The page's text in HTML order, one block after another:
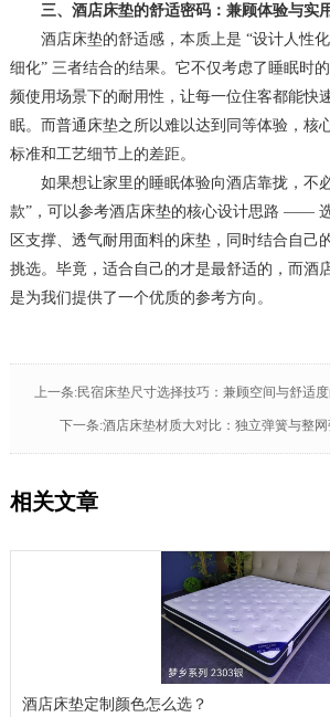
三、酒店床垫的舒适密码：兼顾体验与实
酒店床垫的舒适感，本质上是 “设计人性化
细化” 三者结合的结果。它不仅考虑了睡眠时
频使用场景下的耐用性，让每一位住客都能快
眠。而普通床垫之所以难以达到同等体验，核
标准和工艺细节上的差距。
如果想让家里的睡眠体验向酒店靠拢，不必
款”，可以参考酒店床垫的核心设计思路 ——
区支撑、透气耐用面料的床垫，同时结合自己
挑选。毕竟，适合自己的才是最舒适的，而酒
是为我们提供了一个优质的参考方向。
上一条:民宿床垫尺寸选择技巧：兼顾空间与舒适
下一条:酒店床垫材质大对比：独立弹簧与整
相关文章
酒店床垫定制颜色怎么选？